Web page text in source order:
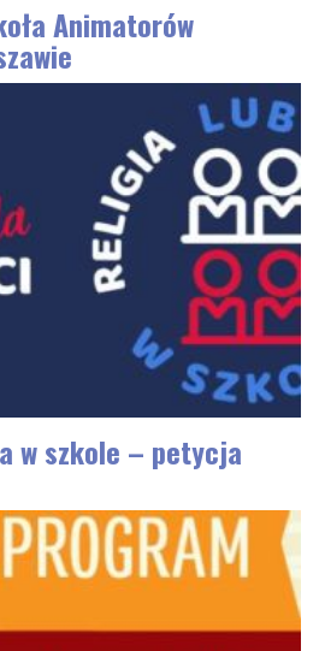
Animatorów
w szkole – petycja